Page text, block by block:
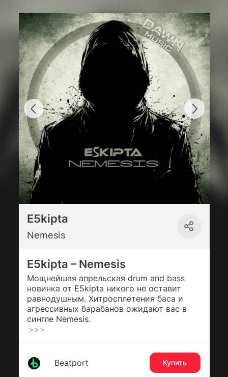
E5kipta
Nemesis
E5kipta – Nemesis
Мощнейшая апрельская drum and bass
новинка от E5kipta никого не оставит
равнодушным. Хитросплетения баса и
агрессивных барабанов ожидают вас в
сингле Nemesis.
>>>
Beatport Купить